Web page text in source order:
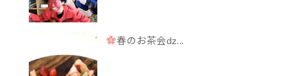
春のお茶会ǳ...